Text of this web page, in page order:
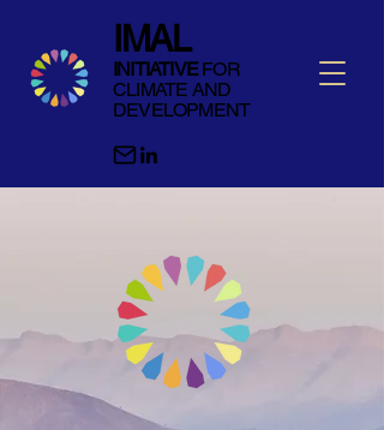
IMAL
INITIATIVEFOR
CLIMATE AND
DEVELOPMENT